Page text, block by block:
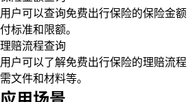
用户可以查询免费出行保险的保险金
付标准和限额。
理赔流程查询
用户可以了解免费出行保险的理赔流
需文件和材料等。